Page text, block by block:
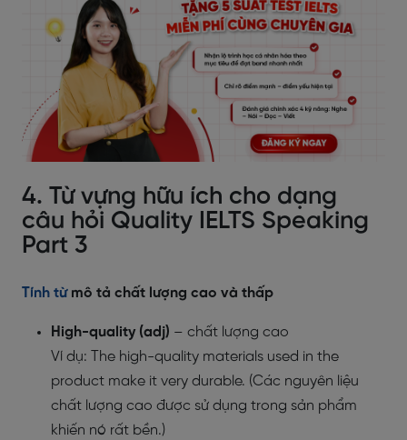
4. Từ vựng hữu ích cho dạng
câu hỏi Quality IELTS Speaking
Part 3
Tính từmô tả chất lượng cao và thấp
High-quality (adj) – chất lượng cao
Ví dụ: The high-quality materials used in the
product make it very durable. (Các nguyên liệu
chất lượng cao được sử dụng trong sản phẩm
khiến nó rất bền.)